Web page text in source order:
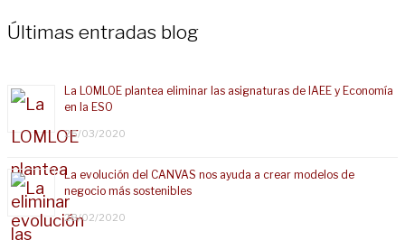
Últimas entradas blog
La LOMLOE plantea eliminar las asignaturas de IAEE y Economía
en la ESO
25/03/2020
La evolución del CANVAS nos ayuda a crear modelos de
negocio más sostenibles
28/02/2020